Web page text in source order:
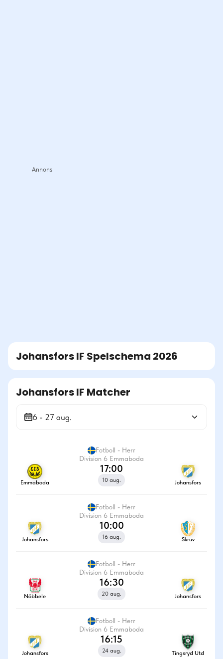
Johansfors IF Spelschema 2026
Johansfors IF Matcher
6 - 27 aug.
Fotboll - Herr
Division 6 Emmaboda
Emmaboda
17:00
10 aug. Johansfors
Fotboll - Herr
Division 6 Emmaboda
Johansfors
10:00
16 aug. Skruv
Fotboll - Herr
Division 6 Emmaboda
Nöbbele
16:30
20 aug. Johansfors
Fotboll - Herr
Division 6 Emmaboda
Johansfors
16:15
24 aug. Tingsryd Utd